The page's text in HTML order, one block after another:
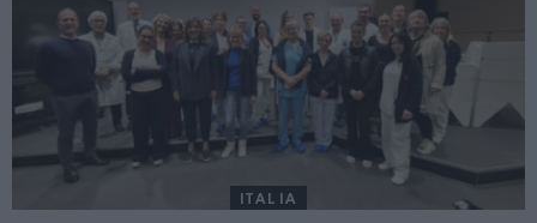
ITALIA